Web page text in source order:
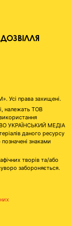
ДОЗВІЛЛЯ
права захищені.
належать ТОВ
УКРАЇНСЬКИЙ МЕДІА
даного ресурсу
знаками
творів та/або
забороняється.